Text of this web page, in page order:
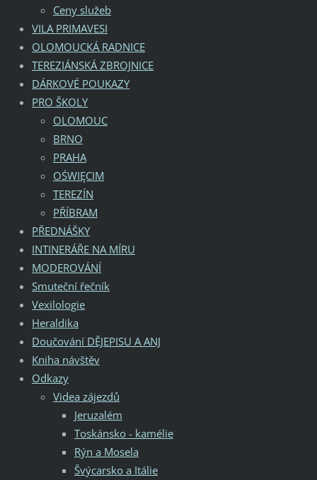
Ceny služeb
VILA PRIMAVESI
OLOMOUCKÁ RADNICE
TEREZIÁNSKÁ ZBROJNICE
DÁRKOVÉ POUKAZY
PRO ŠKOLY
OLOMOUC
BRNO
PRAHA
OŚWIĘCIM
TEREZÍN
PŘÍBRAM
PŘEDNÁŠKY
INTINERÁŘE NA MÍRU
MODEROVÁNÍ
Smuteční řečník
Vexilologie
Heraldika
Doučování DĚJEPISU A ANJ
Kniha návštěv
Odkazy
Videa zájezdů
Jeruzalém
Toskánsko - kamélie
Rýn a Mosela
Švýcarsko a Itálie